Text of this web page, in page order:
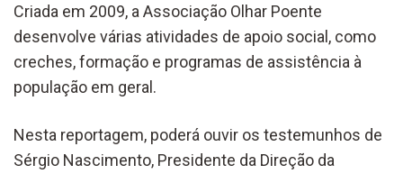
Criada em 2009, a Associação Olhar Poente
desenvolve várias atividades de apoio social, como
creches, formação e programas de assistência à
população em geral.
Nesta reportagem, poderá ouvir os testemunhos de
Sérgio Nascimento, Presidente da Direção da